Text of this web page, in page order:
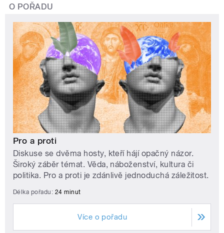
O POŘADU
Pro a proti
Diskuse se dvěma hosty, kteří hájí opačný názor.
Široký záběr témat. Věda, náboženství, kultura či
politika. Pro a proti je zdánlivě jednoduchá záležitost.
Délka pořadu: 24 minut
Více o pořadu